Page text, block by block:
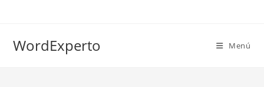
WordExperto Menú